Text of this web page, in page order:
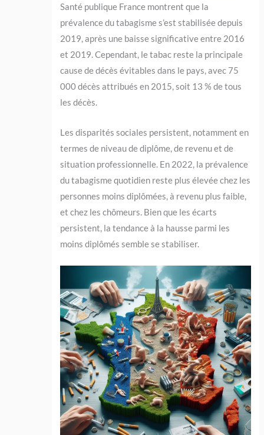
Santé publique France montrent que la
prévalence du tabagisme s’est stabilisée depuis
2019, après une baisse significative entre 2016
et 2019. Cependant, le tabac reste la principale
cause de décès évitables dans le pays, avec 75
000 décès attribués en 2015, soit 13 % de tous
les décès.
Les disparités sociales persistent, notamment en
termes de niveau de diplôme, de revenu et de
situation professionnelle. En 2022, la prévalence
du tabagisme quotidien reste plus élevée chez les
personnes moins diplômées, à revenu plus faible,
et chez les chômeurs. Bien que les écarts
persistent, la tendance à la hausse parmi les
moins diplômés semble se stabiliser.